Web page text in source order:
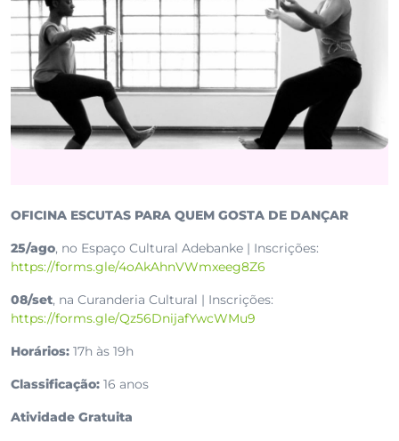
OFICINA ESCUTAS PARA QUEM GOSTA DE DANÇAR
25/ago, no Espaço Cultural Adebanke | Inscrições:
https://forms.gle/4oAkAhnVWmxeeg8Z6
08/set, na Curanderia Cultural | Inscrições:
https://forms.gle/Qz56DnijafYwcWMu9
Horários: 17h às 19h
Classificação: 16 anos
Atividade Gratuita